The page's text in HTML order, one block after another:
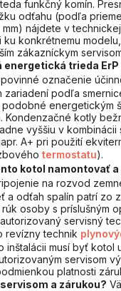
funkčný komín.
odťahu (podľa
nájdete v technickej
ku konkrétnemu
zákazníckym
energetická trieda
označenie
podľa
energetickým
Kondenzačné kotly
vyššiu v kombinácii
A+ pri použití
termostatu).
kotol namontovať
na rozvod
a odťah spalín patrí zo
osoby s príslušným
servisný
revízny technik
inštalácii musí byť kotol
servisom
platnosti
a zárukou?